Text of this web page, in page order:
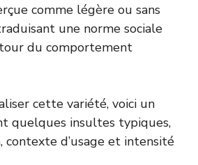
comme légère ou sans
une norme sociale
du comportement
cette variété, voici un
quelques insultes typiques,
contexte d’usage et intensité